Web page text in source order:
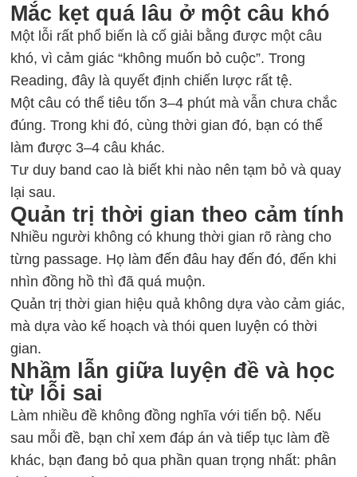
Mắc kẹt quá lâu ở một câu khó
Một lỗi rất phổ biến là cố giải bằng được một câu
khó, vì cảm giác “không muốn bỏ cuộc”. Trong
Reading, đây là quyết định chiến lược rất tệ.
Một câu có thể tiêu tốn 3–4 phút mà vẫn chưa chắc
đúng. Trong khi đó, cùng thời gian đó, bạn có thể
làm được 3–4 câu khác.
Tư duy band cao là biết khi nào nên tạm bỏ và quay
lại sau.
Quản trị thời gian theo cảm tính
Nhiều người không có khung thời gian rõ ràng cho
từng passage. Họ làm đến đâu hay đến đó, đến khi
nhìn đồng hồ thì đã quá muộn.
Quản trị thời gian hiệu quả không dựa vào cảm giác,
mà dựa vào kế hoạch và thói quen luyện có thời
gian.
Nhầm lẫn giữa luyện đề và học
từ lỗi sai
Làm nhiều đề không đồng nghĩa với tiến bộ. Nếu
sau mỗi đề, bạn chỉ xem đáp án và tiếp tục làm đề
khác, bạn đang bỏ qua phần quan trọng nhất: phân